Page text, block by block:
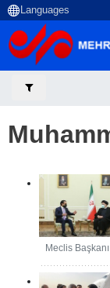
Meclis